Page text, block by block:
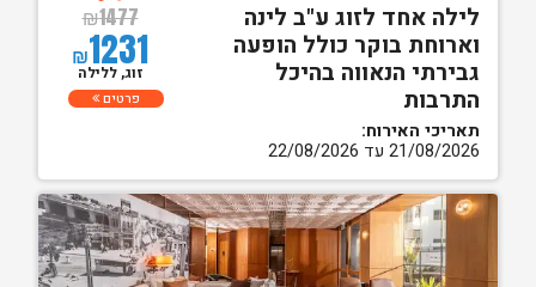
לילה אחד לזוג ע"ב לינה
וארוחת בוקר כולל הופעה
גבירתי הנאווה בהיכל
התרבות
תאריכי האירוח:
21/08/2026 עד 22/08/2026
₪1477
₪1231
זוג, ללילה
פרטים